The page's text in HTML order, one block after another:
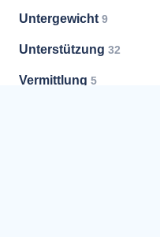
Untergewicht 9
Unterstützung 32
Vermittlung 5